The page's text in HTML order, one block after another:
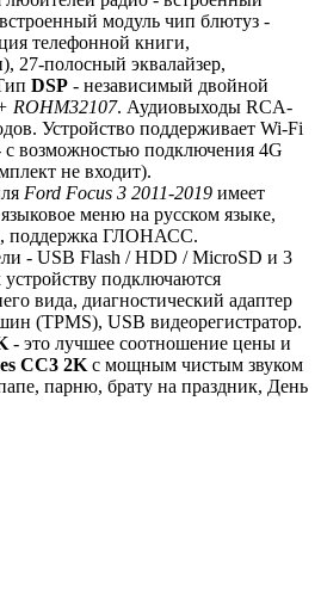
модуль чип блютуз -
телефонной книги,
27-полосный эквалайзер,
DSP - независимый двойной
ROHM32107. Аудиовыходы RCA-
Устройство поддерживает Wi-Fi
возможностью подключения 4G
не входит).
Ford Focus 3 2011-2019 имеет
меню на русском языке,
поддержка ГЛОНАСС.
- USB Flash / HDD / MicroSD и 3
подключаются
вида, диагностический адаптер
(TPMS), USB видеорегистратор.
- это лучшее соотношение цены и
CC3 2Kс мощным чистым звуком
парню, брату на праздник, День